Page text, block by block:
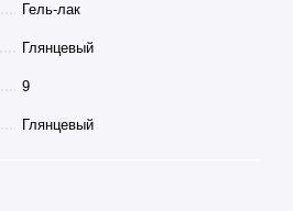
Гель-лак
Глянцевый
9
Глянцевый